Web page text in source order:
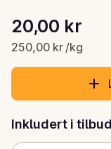
Gjeldende pris er:
20,00 kr
250,00 kr /kg
Stykkpris: 250,00
Inkludert i